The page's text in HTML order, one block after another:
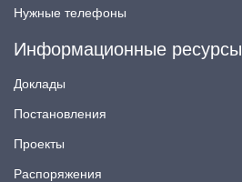
Нужные телефоны
Информационные ресурсы
Доклады
Постановления
Проекты
Распоряжения